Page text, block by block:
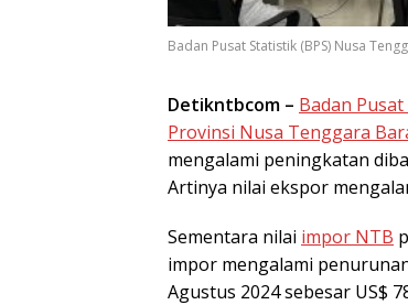
Badan Pusat Statistik (BPS) Nusa
Detikntbcom – Badan
Provinsi Nusa Tenggara
mengalami peningkatan
Artinya nilai ekspor
Sementara nilai impor NTB
impor mengalami
Agustus 2024 sebesar US$